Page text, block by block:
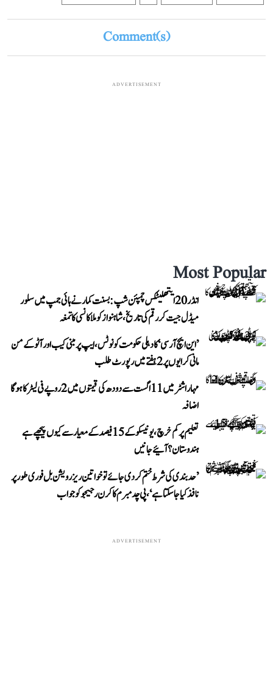
Comment(s)
ADVERTISEMENT
Most Popular
انڈر 20 ایتھلیٹکس چمپئن شپ: بسنت کمار نے ہائی جمپ میں سلور
میڈل جیت کر رقم کی تاریخ، شاہنواز کو ملا کانسی کا تمغہ
’این ایچ آر سی‘ کا دہلی حکومت کو نوٹس، ایپ پر مبنی کیب اور آٹو کے من
مانی کرایوں پر 2 ہفتے میں رپورٹ طلب
مہاراشٹر میں 11 اگست سے دودھ کی قیمتوں میں 2 روپے فی لیٹر کا ہوگا
اضافہ
تعلیم پر کم خرچ، یونیسکو کے 15 فیصد کے معیار سے کیوں پیچھے ہے
ہندوستان؟ آئیے جانیں
’حد بندی کی شرط ختم کر دی جائے تو خواتین ریزرویشن بل فوری طور پر
نافذ کیا جا سکتا ہے‘، پی چدمبرم کا کرن رجیجو کو جواب
ADVERTISEMENT